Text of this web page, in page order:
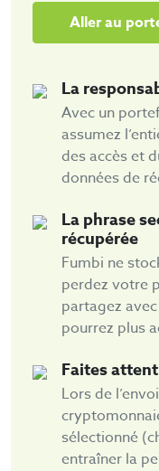
Aller au
La
Avec un
assumez
des accès et
données de
La phrase
récupérée
Fumbi ne
perdez votre
partagez
pourrez plus
Faites
Lors de
sélectionné
entraîner la